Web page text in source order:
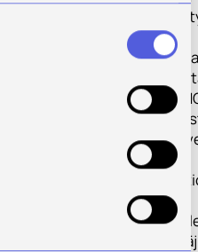
testaus- ja
terveyspelien,
simulaatioiden
sovellusten
kehitys sekä
testaus.
tarjoaa alan
yrityksille,
tutkija- ja
aloittaville